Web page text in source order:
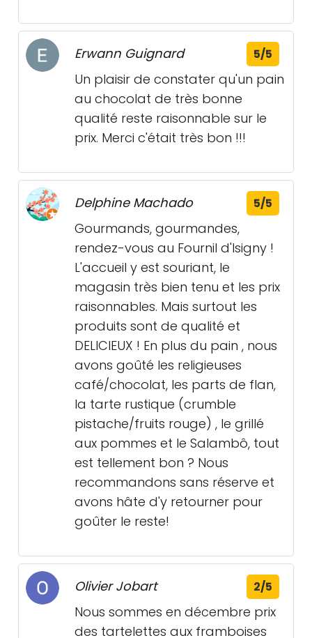
Erwann Guignard 5/5
Un plaisir de constater qu'un pain
au chocolat de très bonne
qualité reste raisonnable sur le
prix. Merci c'était très bon !!!
Delphine Machado 5/5
Gourmands, gourmandes,
rendez-vous au Fournil d'Isigny !
L'accueil y est souriant, le
magasin très bien tenu et les prix
raisonnables. Mais surtout les
produits sont de qualité et
DELICIEUX ! En plus du pain , nous
avons goûté les religieuses
café/chocolat, les parts de flan,
la tarte rustique (crumble
pistache/fruits rouge) , le grillé
aux pommes et le Salambô, tout
est tellement bon ? Nous
recommandons sans réserve et
avons hâte d'y retourner pour
goûter le reste!
Olivier Jobart 2/5
Nous sommes en décembre prix
des tartelettes aux framboises